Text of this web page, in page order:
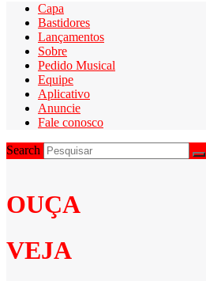
Capa
Bastidores
Lançamentos
Sobre
Pedido Musical
Equipe
Aplicativo
Anuncie
Fale conosco
Search
OUÇA
VEJA